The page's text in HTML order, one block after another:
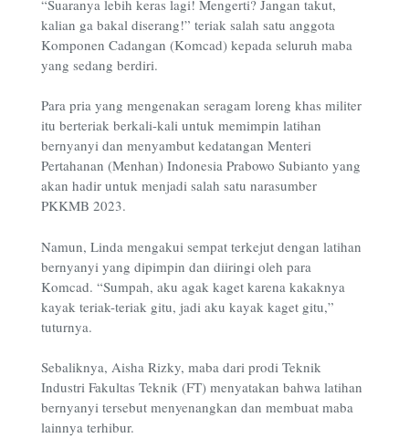
“Suaranya lebih keras lagi! Mengerti? Jangan takut,
kalian ga bakal diserang!” teriak salah satu anggota
Komponen Cadangan (Komcad) kepada seluruh maba
yang sedang berdiri.
Para pria yang mengenakan seragam loreng khas militer
itu berteriak berkali-kali untuk memimpin latihan
bernyanyi dan menyambut kedatangan Menteri
Pertahanan (Menhan) Indonesia Prabowo Subianto yang
akan hadir untuk menjadi salah satu narasumber
PKKMB 2023.
Namun, Linda mengakui sempat terkejut dengan latihan
bernyanyi yang dipimpin dan diiringi oleh para
Komcad. “Sumpah, aku agak kaget karena kakaknya
kayak teriak-teriak gitu, jadi aku kayak kaget gitu,”
tuturnya.
Sebaliknya, Aisha Rizky, maba dari prodi Teknik
Industri Fakultas Teknik (FT) menyatakan bahwa latihan
bernyanyi tersebut menyenangkan dan membuat maba
lainnya terhibur.